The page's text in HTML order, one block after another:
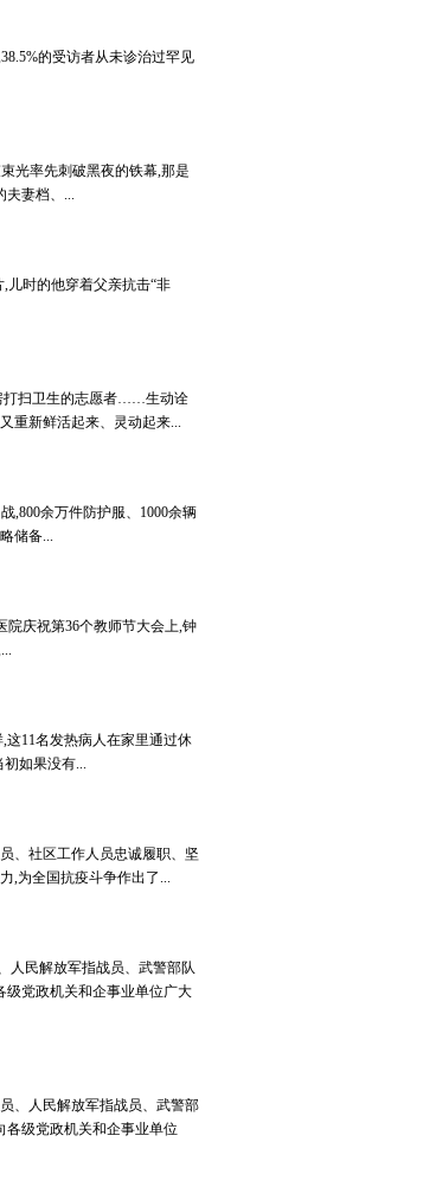
的受访者从未诊治过罕见
光率先刺破黑夜的铁幕,那是
夫妻档、...
儿时的他穿着父亲抗击“非
打扫卫生的志愿者……生动诠
重新鲜活起来、灵动起来...
,800余万件防护服、1000余辆
储备...
院庆祝第36个教师节大会上,钟
11名发热病人在家里通过休
如果没有...
、社区工作人员忠诚履职、坚
,为全国抗疫斗争作出了...
人民解放军指战员、武警部队
级党政机关和企事业单位广大
、人民解放军指战员、武警部
级党政机关和企事业单位